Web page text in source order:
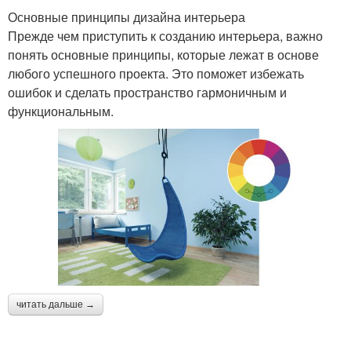
Основные принципы дизайна интерьера
Прежде чем приступить к созданию интерьера, важно
понять основные принципы, которые лежат в основе
любого успешного проекта. Это поможет избежать
ошибок и сделать пространство гармоничным и
функциональным.
читать дальше →